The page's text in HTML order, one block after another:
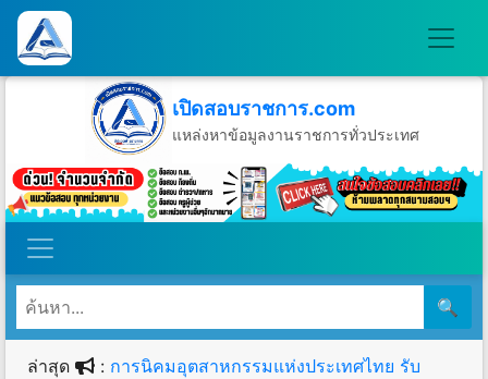
เปิดสอบราชการ.com
แหล่งหาข้อมูลงานราชการทั่วประเทศ
วันเสาร์ที่ 8 เดือนสิงหาคม พ.ศ.2569
🔍
ล่าสุด : การนิคมอุตสาหกรรมแห่งประเทศไทย รับ